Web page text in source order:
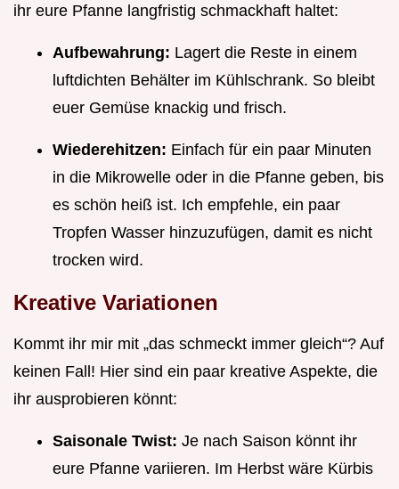
ihr eure Pfanne langfristig schmackhaft haltet:
Aufbewahrung: Lagert die Reste in einem
luftdichten Behälter im Kühlschrank. So bleibt
euer Gemüse knackig und frisch.
Wiederehitzen: Einfach für ein paar Minuten
in die Mikrowelle oder in die Pfanne geben, bis
es schön heiß ist. Ich empfehle, ein paar
Tropfen Wasser hinzuzufügen, damit es nicht
trocken wird.
Kreative Variationen
Kommt ihr mir mit „das schmeckt immer gleich“? Auf
keinen Fall! Hier sind ein paar kreative Aspekte, die
ihr ausprobieren könnt:
Saisonale Twist: Je nach Saison könnt ihr
eure Pfanne variieren. Im Herbst wäre Kürbis